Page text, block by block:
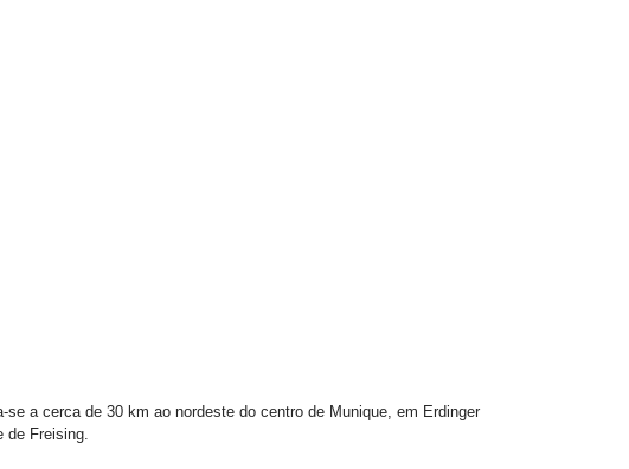
se a cerca de 30 km ao nordeste do centro de Munique, em Erdinger
de Freising.